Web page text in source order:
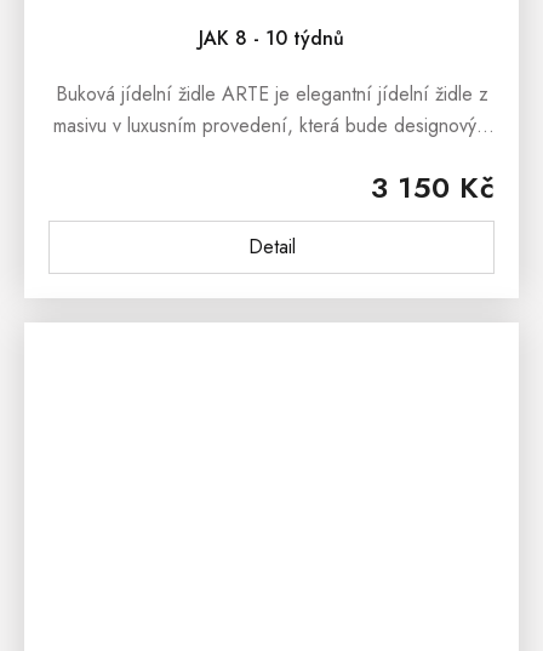
JAK 8 - 10 týdnů
3 150 Kč
Detail
Buková jídelní židle ARTE je elegantní jídelní židle z
masivu v luxusním provedení, která bude designovým